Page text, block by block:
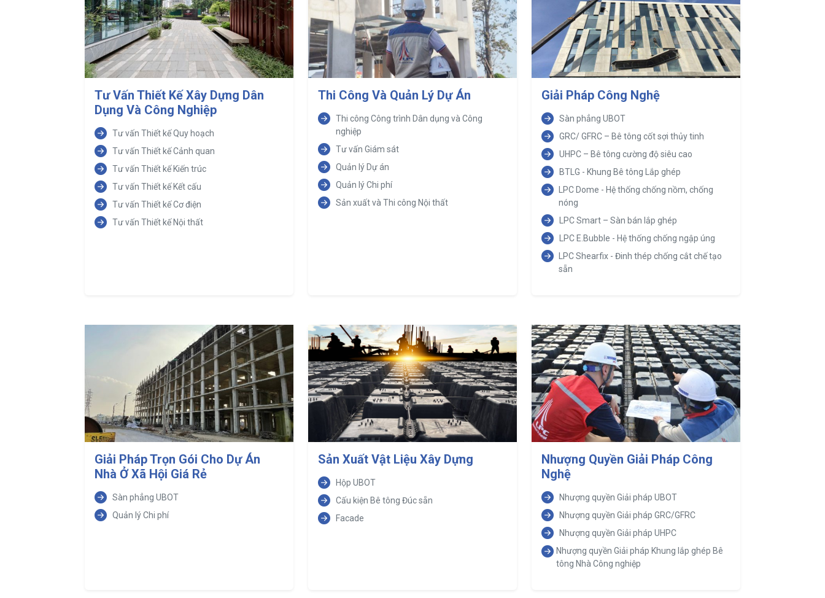
Tư Vấn Thiết Kế Xây Dựng Dân
Dụng Và Công Nghiệp
Tư vấn Thiết kế Quy hoạch
Tư vấn Thiết kế Cảnh quan
Tư vấn Thiết kế Kiến trúc
Tư vấn Thiết kế Kết cấu
Tư vấn Thiết kế Cơ điện
Tư vấn Thiết kế Nội thất
Thi Công Và Quản Lý Dự Án
Thi công Công trình Dân dụng và Công
nghiệp
Tư vấn Giám sát
Quản lý Dự án
Quản lý Chi phí
Sản xuất và Thi công Nội thất
Giải Pháp Công Nghệ
Sàn phẳng UBOT
GRC/ GFRC – Bê tông cốt sợi thủy tinh
UHPC – Bê tông cường độ siêu cao
BTLG - Khung Bê tông Lắp ghép
LPC Dome - Hệ thống chống nồm, chống
nóng
LPC Smart – Sàn bán lắp ghép
LPC E.Bubble - Hệ thống chống ngập úng
LPC Shearfix - Đinh thép chống cắt chế tạo
sẵn
Giải Pháp Trọn Gói Cho Dự Án
Nhà Ở Xã Hội Giá Rẻ
Sàn phẳng UBOT
Quản lý Chi phí
Sản Xuất Vật Liệu Xây Dựng
Hộp UBOT
Cấu kiện Bê tông Đúc sẵn
Facade
Nhượng Quyền Giải Pháp Công
Nghệ
Nhượng quyền Giải pháp UBOT
Nhượng quyền Giải pháp GRC/GFRC
Nhượng quyền Giải pháp UHPC
Nhượng quyền Giải pháp Khung lắp ghép Bê
tông Nhà Công nghiệp